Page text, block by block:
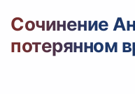
Вход с
Сочинение
потерянном